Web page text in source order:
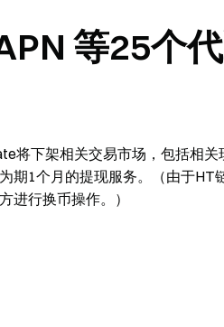
等25个
将下架相关交易市场，包括相
1个月的提现服务。（由于HT
进行换币操作。）